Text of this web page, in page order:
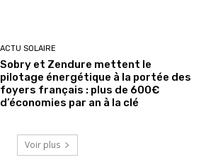
ACTU SOLAIRE
Sobry et Zendure mettent le
pilotage énergétique à la portée des
foyers français : plus de 600€
d’économies par an à la clé
Voir plus